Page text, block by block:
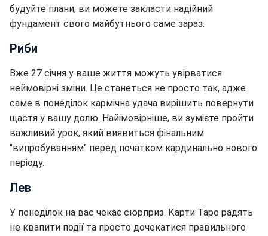
будуйте плани, ви можете закласти надійний
фундамент свого майбутнього саме зараз.
Риби
Вже 27 січня у ваше життя можуть увірватися
неймовірні зміни. Це станеться не просто так, адже
саме в понеділок кармічна удача вирішить повернути
щастя у вашу долю. Найімовірніше, ви зумієте пройти
важливий урок, який виявиться фінальним
"випробуванням" перед початком кардинально нового
періоду.
Лев
У понеділок на вас чекає сюрприз. Карти Таро радять
не квапити події та просто дочекатися правильного